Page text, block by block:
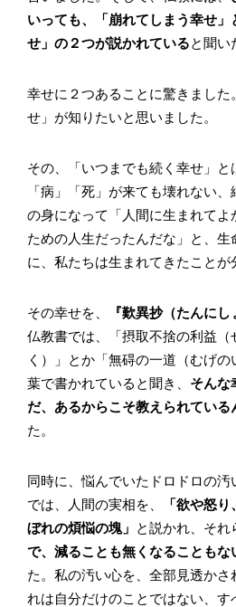
いっても、「崩れてしまう幸せ
せ」の２つが説かれていると聞い
幸せに２つあることに驚きまし
せ」が知りたいと思いました。
その、「いつまでも続く幸せ」と
「病」「死」が来ても壊れない
の身になって「人間に生まれてよ
ための人生だったんだな」と、生
に、私たちは生まれてきたことが
その幸せを、 『歎異抄（たんにし
仏教書では、「摂取不捨の利益
く）」とか「無碍の一道（むげ
葉で書かれていると聞き、 そんな
だ、あるからこそ教えられている
た。
同時に、悩んでいたドロドロの汚
では、人間の実相を、
「欲や怒
ぼれの煩悩の塊」 と説かれ、それ
で、減ることも無くなることもな
た。私の汚い心を、全部見透かさ
れは自分だけのことではない、す